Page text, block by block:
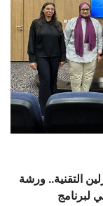
التقنية.. ورشة
لبرنامج